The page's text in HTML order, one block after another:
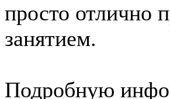
просто отлично
занятием.
Подробную